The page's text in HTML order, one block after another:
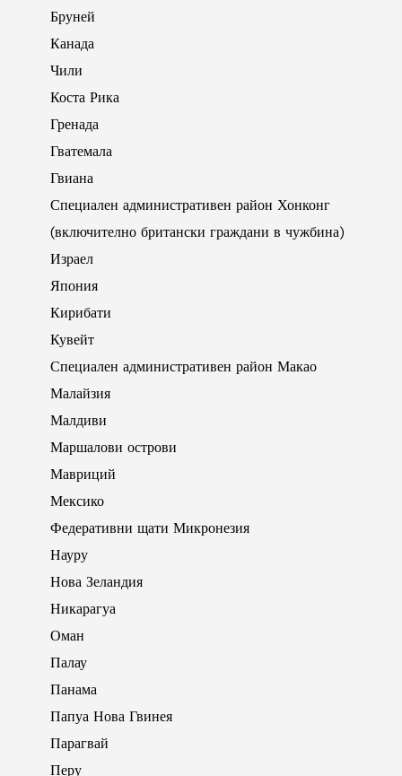
Бруней
Канада
Чили
Коста Рика
Гренада
Гватемала
Гвиана
Специален административен район Хонконг
(включително британски граждани в чужбина)
Израел
Япония
Кирибати
Кувейт
Специален административен район Макао
Малайзия
Малдиви
Маршалови острови
Мавриций
Мексико
Федеративни щати Микронезия
Науру
Нова Зеландия
Никарагуа
Оман
Палау
Панама
Папуа Нова Гвинея
Парагвай
Перу